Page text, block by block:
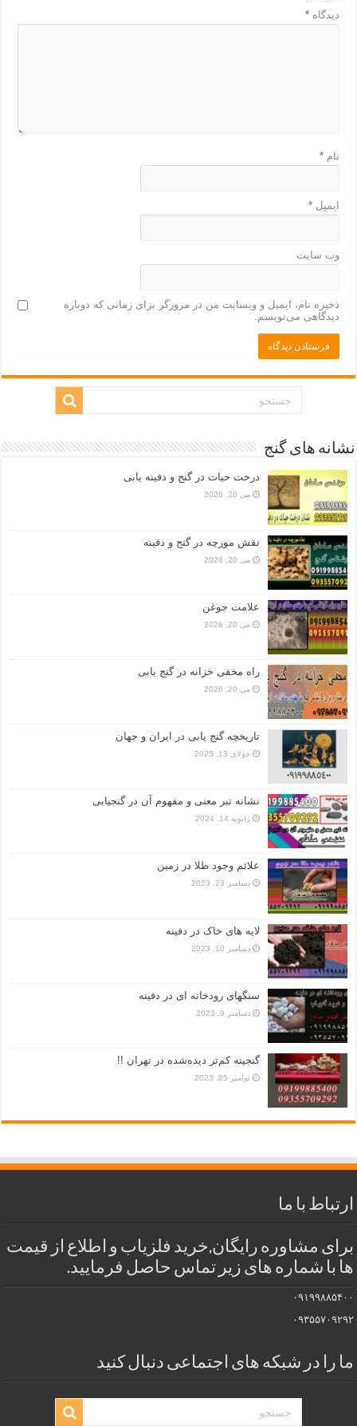
دیدگاه*
نام*
ایمیل*
وب‌ سایت
ذخیره نام، ایمیل و وبسایت من در مرورگر برای زمانی که دوباره
دیدگاهی می‌نویسم.
نشانه های گنج
درخت حیات در گنج و دفینه یابی
می 20, 2026
نقش مورچه در گنج و دفینه
می 20, 2026
علامت جوغن
می 20, 2026
راه مخفی خزانه در گنج یابی
می 20, 2026
تاریخچه گنج‌ یابی در ایران و جهان
جولای 13, 2025
نشانه تبر معنی و مفهوم آن در گنجیابی
ژانویه 14, 2024
علائم وجود طلا در زمین
دسامبر 23, 2023
لایه های خاک در دفینه
دسامبر 10, 2023
سنگهای رودخانه ای در دفینه
دسامبر 9, 2023
گنجینه کم‌تر دیده‌شده در تهران !!
نوامبر 25, 2023
ارتباط با ما
برای مشاوره رایگان,خرید فلزیاب و اطلاع از قیمت
ها با شماره های زیر تماس حاصل فرمایید.
۰۹۱۹۹۸۸۵۴۰۰
۰۹۳۵۵۷۰۹۲۹۲
ما را در شبکه های اجتماعی دنبال کنید